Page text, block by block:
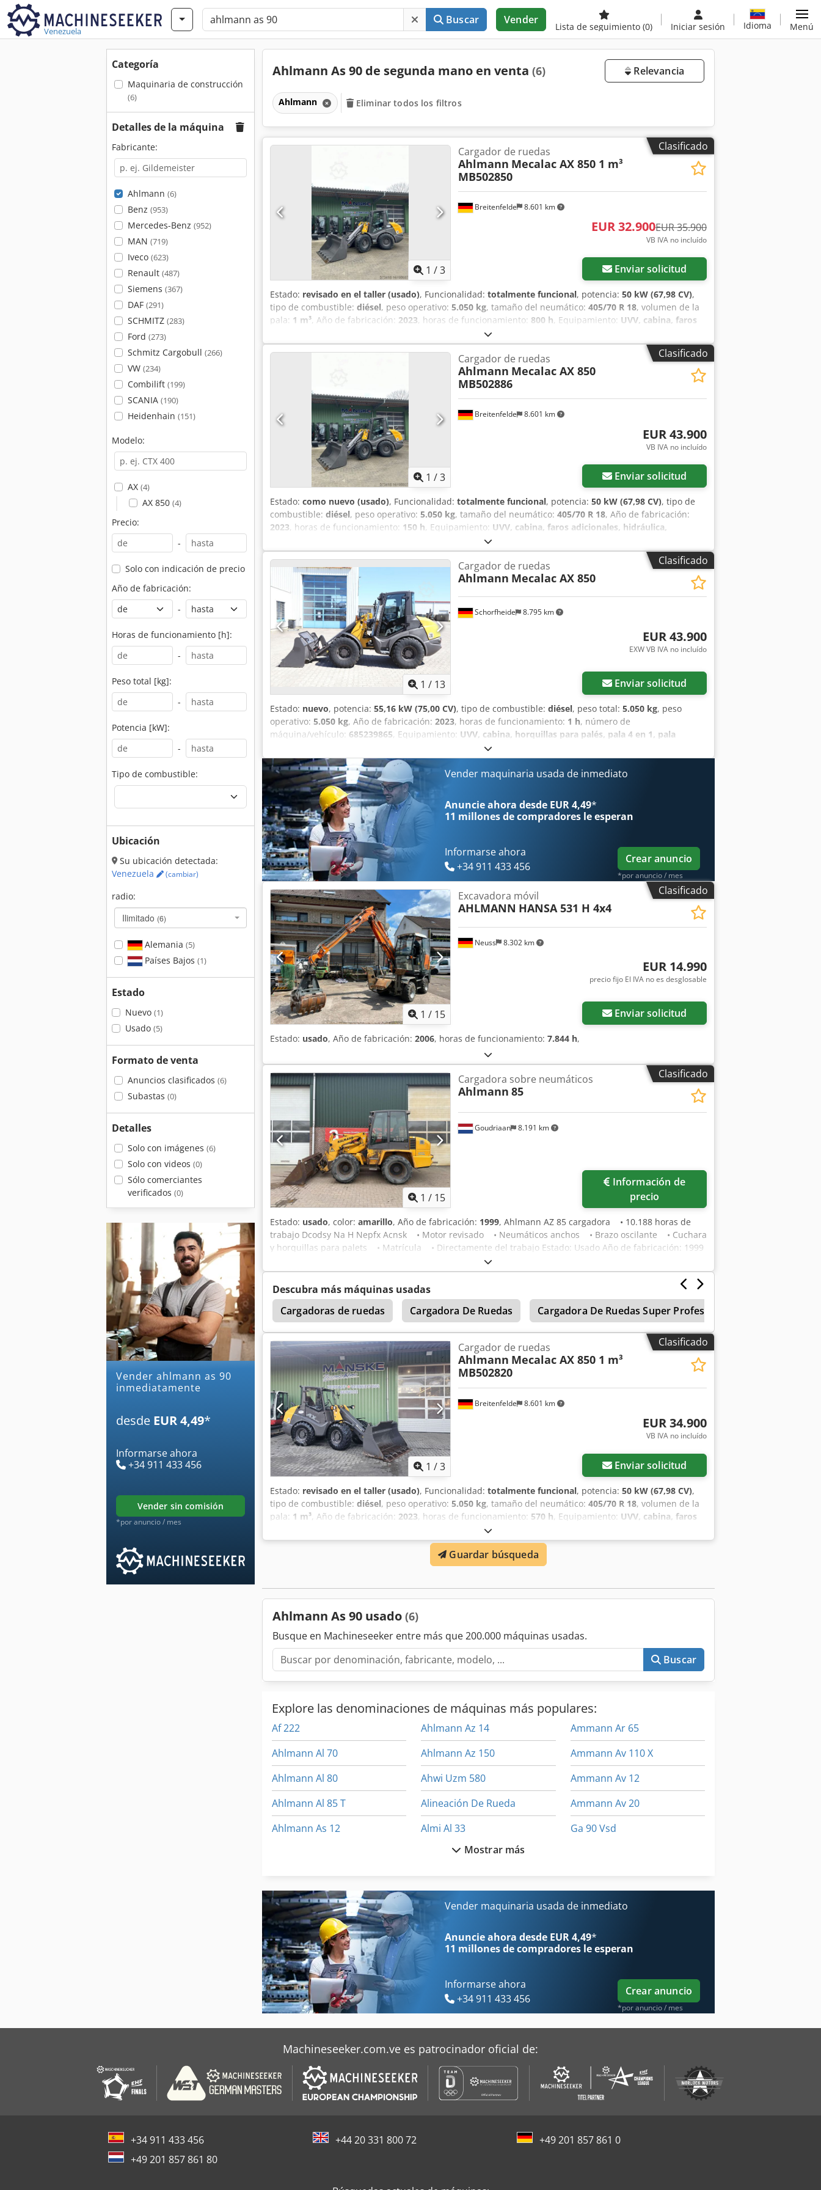
Venezuela
Buscar Vender
Lista de seguimiento (0) Iniciar sesión Idioma Menú
Categoría
Maquinaria de construcción
(6)
Detalles de la máquina
Fabricante:
Ahlmann (6)
Benz (953)
Mercedes-Benz (952)
MAN (719)
Iveco (623)
Renault (487)
Siemens (367)
DAF (291)
SCHMITZ (283)
Ford (273)
Schmitz Cargobull (266)
VW (234)
Combilift (199)
SCANIA (190)
Heidenhain (151)
Modelo:
AX (4)
AX 850 (4)
Precio:
-
Solo con indicación de precio
Año de fabricación:
-
Horas de funcionamiento [h]:
-
Peso total [kg]:
-
Potencia [kW]:
-
Tipo de combustible:
Ubicación
Su ubicación detectada:
Venezuela
(cambiar)
radio:
Ilimitado (6)
Alemania (5)
Países Bajos (1)
Estado
Nuevo (1)
Usado (5)
Formato de venta
Anuncios clasificados (6)
Subastas (0)
Detalles
Solo con imágenes (6)
Solo con videos (0)
Sólo comerciantes
verificados (0)
Vender ahlmann as 90
inmediatamente
desde EUR 4,49*
Informarse ahora
+34 911 433 456
vender sin comisión
*por anuncio / mes
Ahlmann As 90 de segunda mano en venta (6) Relevancia
Ahlmann Eliminar todos los filtros
Clasificado
1 /3
Breitenfelde 8.601 km
Cargador de ruedas
Ahlmann Mecalac AX 850 1 m³
MB502850
EUR 32.900EUR 35.900
VB IVA no incluído
Enviar solicitud
Estado: revisado en el taller (usado), Funcionalidad: totalmente funcional, potencia: 50 kW (67,98 CV),
tipo de combustible: diésel, peso operativo: 5.050 kg, tamaño del neumático: 405/70 R 18, volumen de la
pala: 1 m³, Año de fabricación: 2023, horas de funcionamiento: 800 h, Equipamiento: UVV, cabina, faros
adicionales, hidráulica, horquillas para palés, pala estándar, recogedor trasero
km/versión, Sistema hidráulico auxiliar de circuito continuo, Acoplamientos hidráulicos para 1er circuito
adicional, Asiento confort Grammer, Neumáticos Mitas 405/70 R18, Caja de almacenamiento con tapa,
Luces de trabajo traseras, preparación para radio, Dodstrna Uepfx Acnock enganche rápido hidráulico,
Cucharón estándar con borde de corte soldado y por lo tanto 1 metro cúbico, horquilla portapalets
Clasificado
1 /3
Breitenfelde 8.601 km
Cargador de ruedas
Ahlmann Mecalac AX 850
MB502886
EUR 43.900
VB IVA no incluído
Enviar solicitud
Estado: como nuevo (usado), Funcionalidad: totalmente funcional, potencia: 50 kW (67,98 CV), tipo de
combustible: diésel, peso operativo: 5.050 kg, tamaño del neumático: 405/70 R 18, Año de fabricación:
2023, horas de funcionamiento: 150 h, Equipamiento: UVV, cabina, faros adicionales, hidráulica,
horquillas para palés, pala estándar, recogedor trasero
auxiliar de circuito continuo, Acoplamientos hidráulicos para 1er circuito adicional, Asiento confort
Grammer, Dedjtrnf Dopfx Acneck Neumáticos Mitas 405/70 R18, Caja de almacenamiento con tapa, Luces
de trabajo traseras, preparación para radio, enganche rápido hidráulico, Cucharón estándar con borde
de corte soldado y por lo tanto 1 metro cúbico, horquilla portapalets
Clasificado
1 / 13
Schorfheide 8.795 km
Cargador de ruedas
Ahlmann Mecalac AX 850
EUR 43.900
EXW VB IVA no incluído
Enviar solicitud
Estado: nuevo, potencia: 55,16 kW (75,00 CV), tipo de combustible: diésel, peso total: 5.050 kg, peso
operativo: 5.050 kg, Año de fabricación: 2023, horas de funcionamiento: 1 h, número de
máquina/vehículo: 685239865, Equipamiento: UVV, cabina, horquillas para palés, pala 4 en 1, pala
, MECALAC-AHLMANN AX850 Peso: 5050 kg Anchura: 1.850 mm
Volumen de la cuchara 0,85 m³ con cortador o con dientes Horquilla para paletas 1200 mm Baliza
giratoria, plegable Asiento confort Grammer Sistema de radio MP3, USB, Bluetooth Luces de trabajo
traseras Acelerador basculante Enganches hidráulicos para 1er circuito adicional Monoboom (Mecalac
Single Arm Power) con dispositivo hidráulico de cambio rápido Dispositivo de cambio rápido Potente
cinemática Z Concepto autoestabilizador Mecalac Mecalac Panorama Cab con sección superior de cabina
desmontable Potente transmisión hidrostática controlada por potencia Ejes planetarios con diferencial de
deslizamiento limitado al 100% delante y detrás, acoplables Dsdspiiwropfx Acnock Funcionamiento suave
con joystick Amplia gama de implementos MOTOR Motor turbodiesel Deutz TD 2.9 L4, refrigerado por
agua Potencia: 55,4 kW / 75 CV
Vender maquinaria usada de inmediato
Anuncie ahora desde EUR 4,49*
11 millones de compradores le esperan
Informarse ahora
+34 911 433 456
Crear anuncio
*por anuncio / mes
Clasificado
1 / 15
Neuss 8.302 km
Excavadora móvil
AHLMANN HANSA 531 H 4x4
EUR 14.990
precio fijo El IVA no es desglosable
Enviar solicitud
Estado: usado, Año de fabricación: 2006, horas de funcionamiento: 7.844 h,
Clasificado
1 / 15
Goudriaan 8.191 km
Cargadora sobre neumáticos
Ahlmann 85
precio
Estado: usado, color: amarillo, Año de fabricación: 1999, Ahlmann AZ 85 cargadora • 10.188 horas de
trabajo Dcodsy Na H Nepfx Acnsk • Motor revisado • Neumáticos anchos • Brazo oscilante • Cuchara
y horquillas para palets • Matrícula • Directamente del trabajo Estado: Usado Año de fabricación: 1999
Descubra más máquinas usadas
Cargadoras de ruedas
Cargadora De Ruedas Cargadora De Ruedas Super Profesional
Liebherr 902 Liebherr 932
Clasificado
1 /3
Breitenfelde 8.601 km
Cargador de ruedas
Ahlmann Mecalac AX 850 1 m³
MB502820
EUR 34.900
VB IVA no incluído
Enviar solicitud
Estado: revisado en el taller (usado), Funcionalidad: totalmente funcional, potencia: 50 kW (67,98 CV),
tipo de combustible: diésel, peso operativo: 5.050 kg, tamaño del neumático: 405/70 R 18, volumen de la
pala: 1 m³, Año de fabricación: 2023, horas de funcionamiento: 570 h, Equipamiento: UVV, cabina, faros
adicionales, hidráulica, horquillas para palés, pala estándar, recogedor trasero
km/versión, Sistema hidráulico auxiliar de circuito continuo, Dcodpfetrna Hjx Acnok Acoplamientos
hidráulicos para 1er circuito adicional, Asiento confort Grammer, Neumáticos Mitas 405/70 R18, Caja de
almacenamiento con tapa, Luces de trabajo traseras, preparación para radio, enganche rápido hidráulico,
Guardar búsqueda
Ahlmann As 90 usado (6)
Busque en Machineseeker entre más que 200.000 máquinas usadas.
Buscar
Explore las denominaciones de máquinas más populares:
Af 222
Ahlmann Al 70
Ahlmann Al 80
Ahlmann Al 85 T
Ahlmann As 12
Ahlmann As 70
Ahlmann Az 10
Ahlmann Az 14
Ahlmann Az 150
Ahwi Uzm 580
Alineación De Rueda
Almi Al 33
Ammann Ac 110
Ammann Ar 65
Ammann Av 110 X
Ammann Av 12
Ammann Av 20
Ga 90 Vsd
Mostrar más
Vender maquinaria usada de inmediato
Anuncie ahora desde EUR 4,49*
11 millones de compradores le esperan
Informarse ahora
+34 911 433 456
Crear anuncio
*por anuncio / mes
Machineseeker.com.ve es patrocinador oficial de:
+34 911 433 456 +44 20 331 800 72
+49 201 857 861 0
+49 201 857 861 80